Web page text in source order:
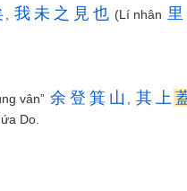
我 未 之 見 也 (Lí nhân 里
vân” 余 登 箕 山 其 上
Do.